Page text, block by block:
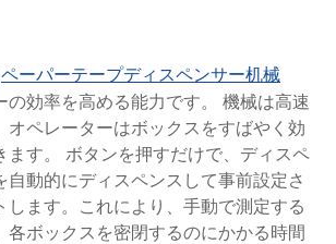
ペーパーテープディスペンサー机械
の効率を高める能力です。 機械は高速
オペレーターはボックスをすばやく効
ます。 ボタンを押すだけで、ディスペ
自動的にディスペンスして事前設定さ
します。これにより、手動で測定する
各ボックスを密閉するのにかかる時間